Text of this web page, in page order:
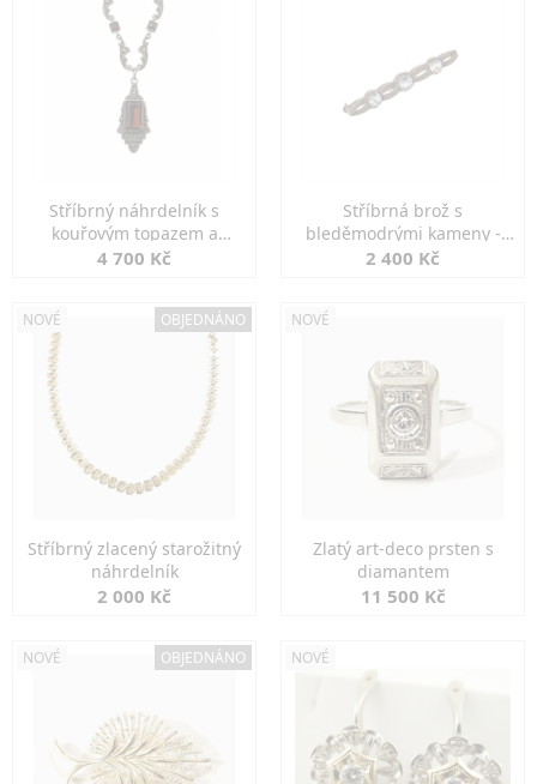
Stříbrný náhrdelník s
kouřovým topazem a
markazity
4 700 Kč
Stříbrná brož s
bleděmodrými kameny -
jemná elegance
2 400 Kč
NOVÉ OBJEDNÁNO
Stříbrný zlacený starožitný
náhrdelník
2 000 Kč
NOVÉ
Zlatý art-deco prsten s
diamantem
11 500 Kč
NOVÉ OBJEDNÁNO NOVÉ